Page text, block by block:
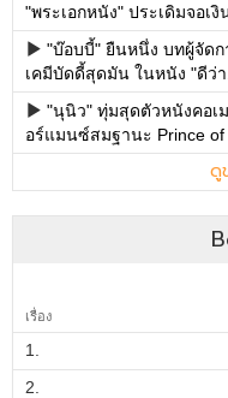
"พระเอกหนัง" ประเดิมจอเ
"บ๊อบบี้" ยืนหนึ่ง บทผู้จัดก
เคมีบัดดี้สุดมัน ในหนัง "ดีว่
"นุนิว" ทุ่มสุดตัวหนังคอเ
อร์แมนซ์สมฐานะ Prince of
ดู
เรื่อง
1.
2.